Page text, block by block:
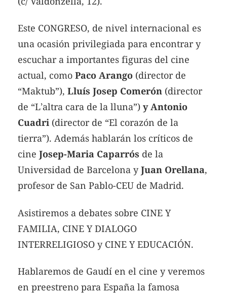
Este CONGRESO, de nivel internacional es
una ocasión privilegiada para encontrar y
escuchar a importantes figuras del cine
actual, como Paco Arango (director de
“Maktub”), Lluís Josep Comerón (director
de “L’altra cara de la lluna”) y Antonio
Cuadri (director de “El corazón de la
tierra”). Además hablarán los críticos de
cine Josep-Maria Caparrós de la
Universidad de Barcelona y Juan Orellana,
profesor de San Pablo-CEU de Madrid.
Asistiremos a debates sobre CINE Y
FAMILIA, CINE Y DIALOGO
INTERRELIGIOSO y CINE Y EDUCACIÓN.
Hablaremos de Gaudí en el cine y veremos
en preestreno para España la famosa